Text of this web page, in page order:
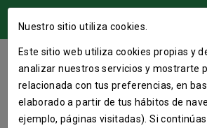
INTRODUCE EL
USUARIO Y
CORREO
Nuestro sitio utiliza cookies.
Este sitio web utiliza cookies propias y
analizar nuestros servicios y mostrarte
relacionada con tus preferencias, en
elaborado a partir de tus hábitos de
ejemplo, páginas visitadas). Si